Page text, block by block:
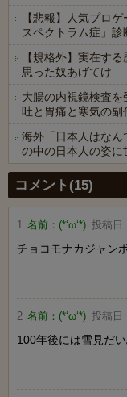
【悲報】人気プロ
スペクトラム症」診
【規格外】実在す
思った奴あげてけ
大腸の内視鏡検査
吐と胃痛と寒気の
海外「日本人はなん
の中の日本人の姿に
Powered by livedoor
コメント(15)
1 名前： (*‘ω‘*) 投稿日
チョコモナカジャン
2 名前： (*‘ω‘*) 投稿日
100年後には雪見だ